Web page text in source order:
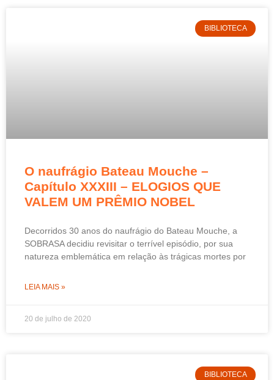
BIBLIOTECA
O naufrágio Bateau Mouche –
Capítulo XXXIII – ELOGIOS QUE
VALEM UM PRÊMIO NOBEL
Decorridos 30 anos do naufrágio do Bateau Mouche, a
SOBRASA decidiu revisitar o terrível episódio, por sua
natureza emblemática em relação às trágicas mortes por
LEIA MAIS »
20 de julho de 2020
BIBLIOTECA